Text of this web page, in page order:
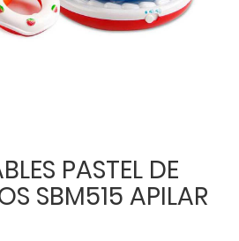
PASTEL DE
SBM515 APILAR